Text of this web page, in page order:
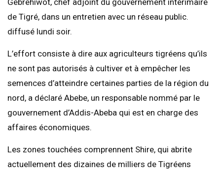
de Tigré, dans un entretien avec un réseau public.
diffusé lundi soir.
L’effort consiste à dire aux agriculteurs tigréens qu’ils
ne sont pas autorisés à cultiver et à empêcher les
semences d’atteindre certaines parties de la région du
nord, a déclaré Abebe, un responsable nommé par le
gouvernement d’Addis-Abeba qui est en charge des
affaires économiques.
Les zones touchées comprennent Shire, qui abrite
actuellement des dizaines de milliers de Tigréens